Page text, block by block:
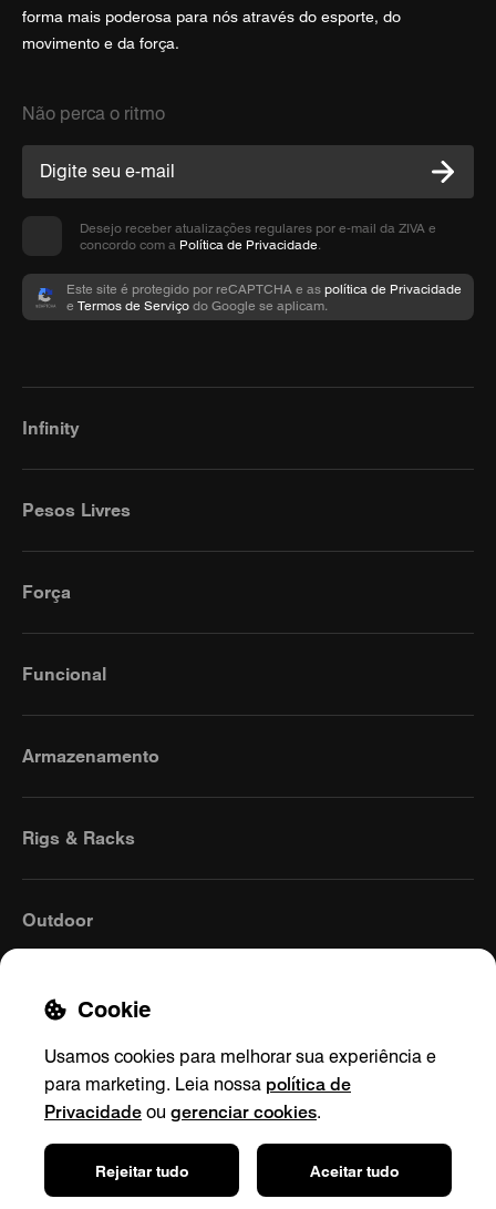
forma mais poderosa para nós através do esporte, do
movimento e da força.
Não perca o ritmo
Desejo receber atualizações regulares por e-mail da ZIVA e
concordo com a Política de Privacidade.
Este site é protegido por reCAPTCHA e as política de Privacidade
e Termos de Serviço do Google se aplicam.
Infinity
Pesos Livres
Força
Funcional
Armazenamento
Rigs & Racks
Outdoor
LATAM(Portuguese)
Política de Privacidade
Envios & Devoluções
Configurações de cookies
Cookie
Usamos cookies para melhorar sua experiência e
para marketing. Leia nossa política de
Privacidade ou gerenciar cookies.
Rejeitar tudo Aceitar tudo